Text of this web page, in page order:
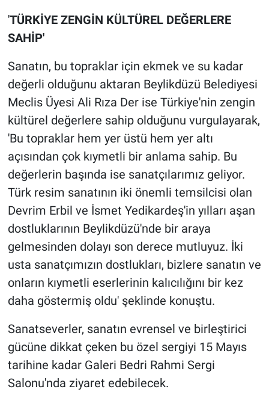
'TÜRKİYE ZENGİN KÜLTÜREL DEĞERLERE
SAHİP'
Sanatın, bu topraklar için ekmek ve su kadar
değerli olduğunu aktaran Beylikdüzü Belediyesi
Meclis Üyesi Ali Rıza Der ise Türkiye'nin zengin
kültürel değerlere sahip olduğunu vurgulayarak,
'Bu topraklar hem yer üstü hem yer altı
açısından çok kıymetli bir anlama sahip. Bu
değerlerin başında ise sanatçılarımız geliyor.
Türk resim sanatının iki önemli temsilcisi olan
Devrim Erbil ve İsmet Yedikardeş'in yılları aşan
dostluklarının Beylikdüzü'nde bir araya
gelmesinden dolayı son derece mutluyuz. İki
usta sanatçımızın dostlukları, bizlere sanatın ve
onların kıymetli eserlerinin kalıcılığını bir kez
daha göstermiş oldu' şeklinde konuştu.
Sanatseverler, sanatın evrensel ve birleştirici
gücüne dikkat çeken bu özel sergiyi 15 Mayıs
tarihine kadar Galeri Bedri Rahmi Sergi
Salonu'nda ziyaret edebilecek.